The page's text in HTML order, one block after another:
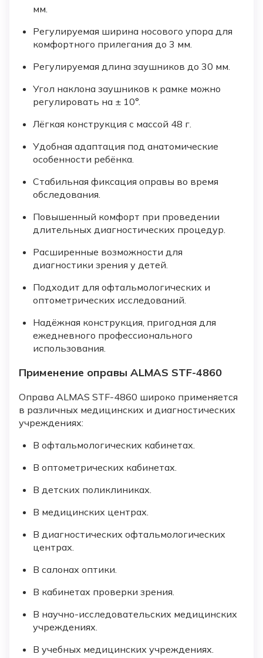
мм.
Регулируемая ширина носового упора для
комфортного прилегания до 3 мм.
Регулируемая длина заушников до 30 мм.
Угол наклона заушников к рамке можно
регулировать на ± 10°.
Лёгкая конструкция с массой 48 г.
Удобная адаптация под анатомические
особенности ребёнка.
Стабильная фиксация оправы во время
обследования.
Повышенный комфорт при проведении
длительных диагностических процедур.
Расширенные возможности для
диагностики зрения у детей.
Подходит для офтальмологических и
оптометрических исследований.
Надёжная конструкция, пригодная для
ежедневного профессионального
использования.
Применение оправы ALMAS STF-4860
Оправа ALMAS STF-4860 широко применяется
в различных медицинских и диагностических
учреждениях:
В офтальмологических кабинетах.
В оптометрических кабинетах.
В детских поликлиниках.
В медицинских центрах.
В диагностических офтальмологических
центрах.
В салонах оптики.
В кабинетах проверки зрения.
В научно-исследовательских медицинских
учреждениях.
В учебных медицинских учреждениях.